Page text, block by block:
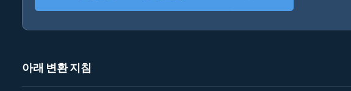
아래 변환 지침